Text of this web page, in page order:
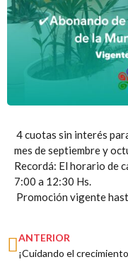
4 cuotas sin interés
mes de septiembre y
Recordá: El horario de
7:00 a 12:30 Hs.
Promoción vigente
Prev
ANTERIOR